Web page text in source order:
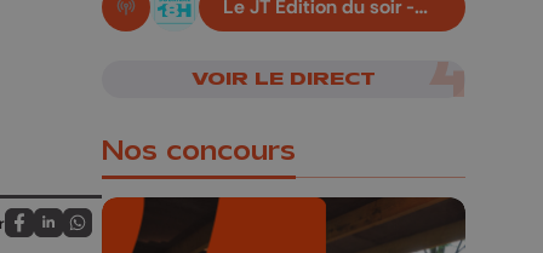
Partagez sur FaceBook
Partagez sur LinkedIn
Partagez sur Whatsapp
En live!
Le JT Edition du soir -
05/08/2026
VOIR LE DIRECT
Nos concours